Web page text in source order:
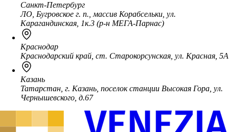
Санкт-Петербург
ЛО, Бугровское г. п., массив Корабсельки, ул.
Карагандинская, 1к.3 (р-н МЕГА-Парнас)
Краснодар
Краснодарский край, ст. Старокорсунская, ул. Красная, 5А
Казань
Татарстан, г. Казань, поселок станции Высокая Гора, ул.
Чернышевского, д.67